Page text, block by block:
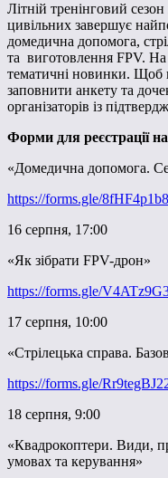
Літній тренінговий
цивільних завершує
домедична допомога,
та виготовлення FPV. На
тематичні новинки. Щоб
заповнити анкету та
організаторів із
Форми для реєстрації
«Домедична допомога.
https://forms.gle/
16 серпня, 17:00
«Як зібрати FPV-дрон»
https://forms.gle/
17 серпня, 10:00
«Стрілецька справа.
https://forms.gle/
18 серпня, 9:00
«Квадрокоптери. Види,
умовах та керування»